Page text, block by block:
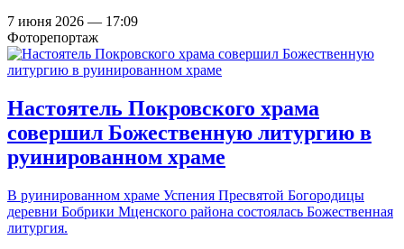
7 июня 2026 — 17:09
Фоторепортаж
Настоятель Покровского храма
совершил Божественную литургию в
руинированном храме
В руинированном храме Успения Пресвятой Богородицы
деревни Бобрики Мценского района состоялась Божественная
литургия.